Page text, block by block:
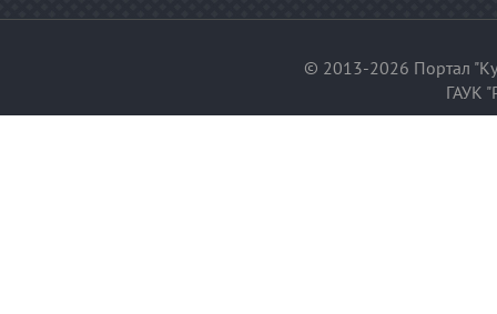
© 2013-2026 Портал
ГАУК